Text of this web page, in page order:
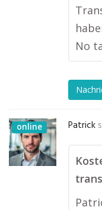
No
online Patrick